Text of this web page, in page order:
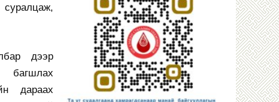
дээр
багшлах
дараах